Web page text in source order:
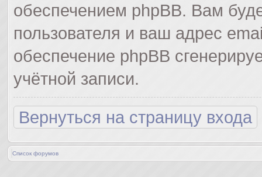
обеспечением phpBB. Вам
пользователя и ваш адрес
обеспечение phpBB
учётной записи.
Вернуться на страницу входа
Список форумов